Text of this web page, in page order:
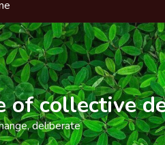
of collective
deliberate